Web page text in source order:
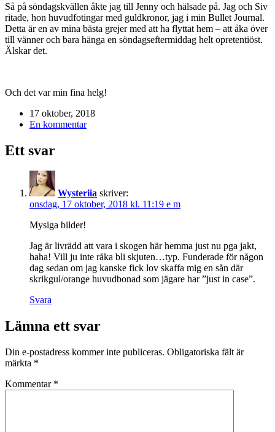
Så på söndagskvällen åkte jag till Jenny och hälsade på. Jag och Siv
ritade, hon huvudfotingar med guldkronor, jag i min Bullet Journal.
Detta är en av mina bästa grejer med att ha flyttat hem – att åka över
till vänner och bara hänga en söndagseftermiddag helt opretentiöst.
Älskar det.
Och det var min fina helg!
17 oktober, 2018
En kommentar
Ett svar
Wysteriia skriver:
onsdag, 17 oktober, 2018 kl. 11:19 e m
Mysiga bilder!
Jag är livrädd att vara i skogen här hemma just nu pga jakt,
haha! Vill ju inte råka bli skjuten…typ. Funderade för någon
dag sedan om jag kanske fick lov skaffa mig en sån där
skrikgul/orange huvudbonad som jägare har ”just in case”.
Svara
Lämna ett svar
Din e-postadress kommer inte publiceras. Obligatoriska fält är
märkta *
Kommentar *